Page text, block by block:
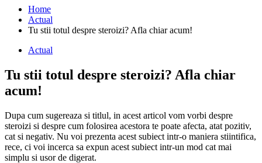
Home
Actual
Tu stii totul despre steroizi? Afla chiar acum!
Actual
Tu stii totul despre steroizi? Afla chiar
acum!
Dupa cum sugereaza si titlul, in acest articol vom vorbi despre
steroizi si despre cum folosirea acestora te poate afecta, atat pozitiv,
cat si negativ. Nu voi prezenta acest subiect intr-o maniera stiintifica,
rece, ci voi incerca sa expun acest subiect intr-un mod cat mai
simplu si usor de digerat.